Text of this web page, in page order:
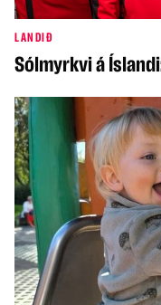
LANDIÐ
Sólmyrkvi á